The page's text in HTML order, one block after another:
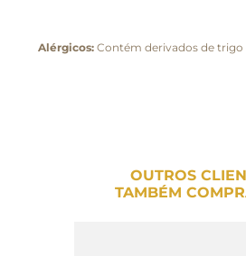
Alérgicos:Contém derivados de trigo
OUTROS
TAMBÉM